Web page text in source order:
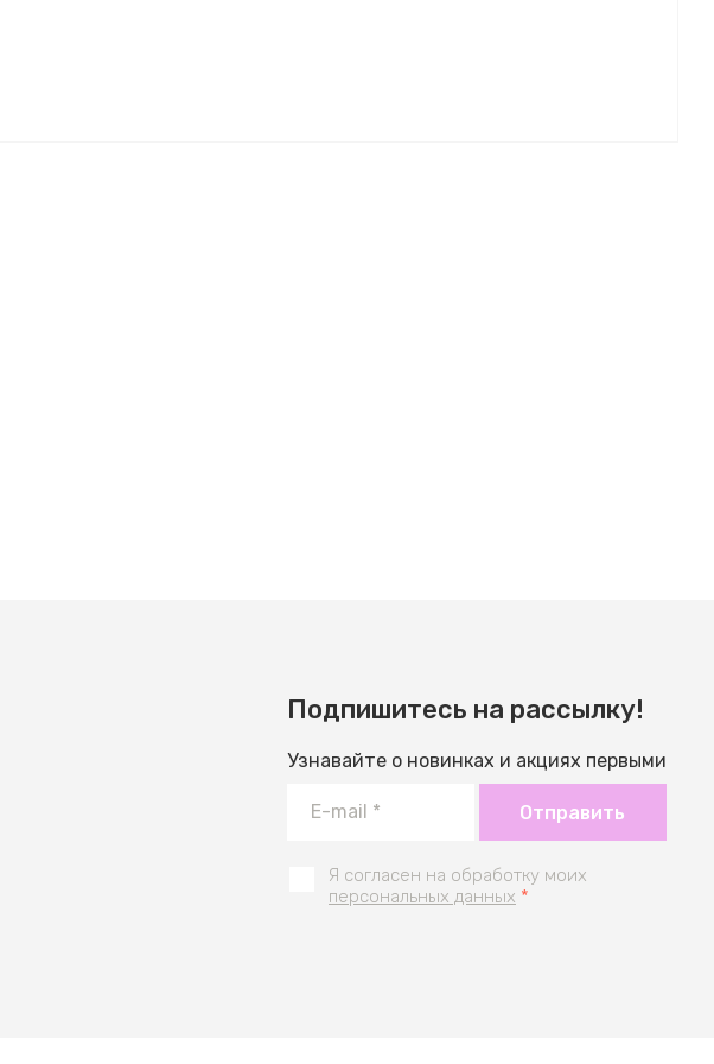
Подпишитесь на рассылку!
Узнавайте о новинках и акциях первыми
Я согласен на обработку моих
персональных данных *
Отправить